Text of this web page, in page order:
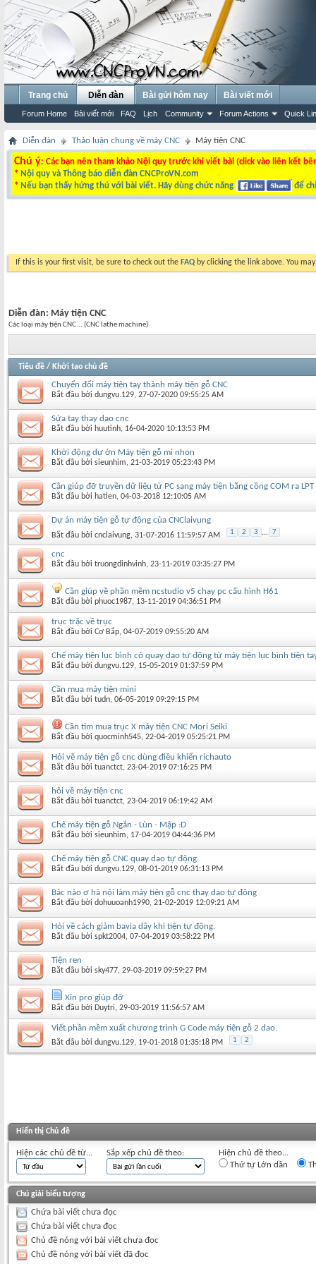
Trang chủ Diễn đàn
Forum Home Bài viết mới FAQ Lịch Community Forum Actions Quick
Bài gửi hôm nay Bài viết mới
Diễn đàn Thảo luận chung về máy CNC Máy tiện CNC
Chú ý: Các bạn nên tham khảo Nội quy trước khi viết bài (click vào liên kết
* Nội quy và Thông báo diễn đàn CNCProVN.com
* Nếu bạn thấy hứng thú với bài viết. Hãy dùng chức năng để
If this is your first visit, be sure to check out the FAQ by clicking the link above. You
Diễn đàn: Máy tiện CNC
Các loại máy tiện CNC... (CNC lathe machine)
Tiêu đề / Khởi tạo chủ đề
Chuyển đổi máy tiện tay thành máy tiện gỗ CNC
Bắt đầu bởi dungvu.129‎, 27-07-2020 09:55:25 AM
Sửa tay thay dao cnc
Bắt đầu bởi huutinh‎, 16-04-2020 10:13:53 PM
Khởi động dự ớn Máy tiện gỗ mi nhon
Bắt đầu bởi sieunhim‎, 21-03-2019 05:23:43 PM
Cần giúp đỡ truyền dữ liệu từ PC sang máy tiện bằng cồng COM ra LPT
Bắt đầu bởi hatien‎, 04-03-2018 12:10:05 AM
Dự án máy tiện gỗ tự động của CNClaivung
Bắt đầu bởi cnclaivung‎, 31-07-2016 11:59:57 AM 1 2 3 ... 7
cnc
Bắt đầu bởi truongdinhvinh‎, 23-11-2019 03:35:27 PM
Cần giúp về phần mềm ncstudio v5 chạy pc cấu hình H61
Bắt đầu bởi phuoc1987‎, 13-11-2019 04:36:51 PM
trục trặc về trục
Bắt đầu bởi Cơ Bắp‎, 04-07-2019 09:55:20 AM
Chế máy tiện lục bình có quay dao tự động từ máy tiện lục bình tiện
Bắt đầu bởi dungvu.129‎, 15-05-2019 01:37:59 PM
Cần mua máy tiện mini
Bắt đầu bởi tudn‎, 06-05-2019 09:29:15 PM
Cần tìm mua trục X máy tiện CNC Mori Seiki
Bắt đầu bởi quocminh545‎, 22-04-2019 05:25:21 PM
Hỏi về máy tiện gỗ cnc dùng điều khiển richauto
Bắt đầu bởi tuanctct‎, 23-04-2019 07:16:25 PM
hỏi về máy tiện cnc
Bắt đầu bởi tuanctct‎, 23-04-2019 06:19:42 AM
Chế máy tiện gỗ Ngắn - Lùn - Mập :D
Bắt đầu bởi sieunhim‎, 17-04-2019 04:44:36 PM
Chế máy tiện gỗ CNC quay dao tự động
Bắt đầu bởi dungvu.129‎, 08-01-2019 06:31:13 PM
Bác nào ơ hà nội làm máy tiện gỗ cnc thay dao tự đông
Bắt đầu bởi dohuuoanh1990‎, 21-02-2019 12:09:21 AM
Hỏi về cách giảm bavia dây khi tiện tự động.
Bắt đầu bởi spkt2004‎, 07-04-2019 03:58:22 PM
Tiện ren
Bắt đầu bởi sky477‎, 29-03-2019 09:59:27 PM
Xin pro giúp đỡ
Bắt đầu bởi Duytri‎, 29-03-2019 11:56:57 AM
Viết phần mềm xuất chương trình G Code máy tiện gỗ 2 dao.
Bắt đầu bởi dungvu.129‎, 19-01-2018 01:35:18 PM 1 2
Hiển thị Chủ đề
Hiện các chủ đề từ... Sắp xếp chủ đề theo:
Hiện chủ đề theo...
Thứ tự Lớn dần
Chú giải biểu tượng
Chứa bài viết chưa đọc
Chứa bài viết chưa đọc
Chủ đề nóng với bài viết chưa đọc
Chủ đề nóng với bài viết đã đọc